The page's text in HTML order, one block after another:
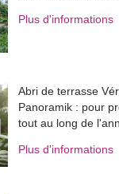
Plus d'informations
Abri de terrasse
Panoramik : pour
tout au long de
Plus d'informations